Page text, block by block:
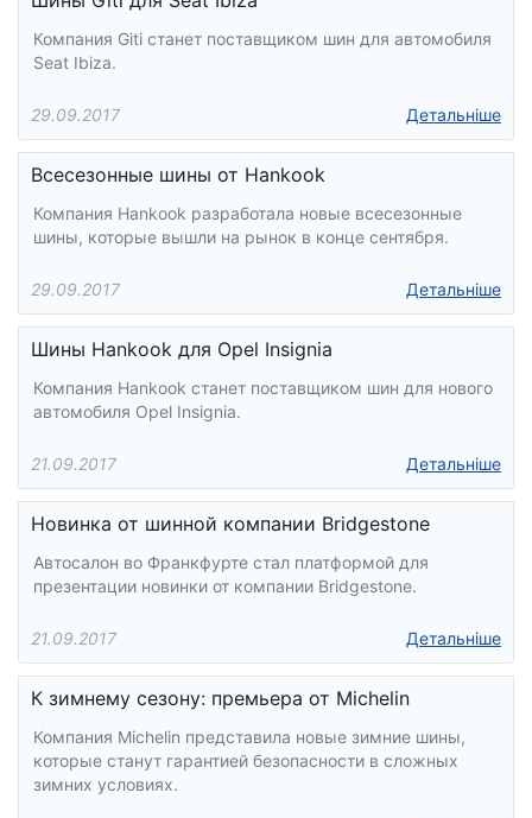
Компания Giti станет поставщиком шин для автомобиля
Seat Ibiza.
29.09.2017 Детальніше
Всесезонные шины от Hankook
Компания Hankook разработала новые всесезонные
шины, которые вышли на рынок в конце сентября.
29.09.2017 Детальніше
Шины Hankook для Opel Insignia
Компания Hankook станет поставщиком шин для нового
автомобиля Opel Insignia.
21.09.2017 Детальніше
Новинка от шинной компании Bridgestone
Автосалон во Франкфурте стал платформой для
презентации новинки от компании Bridgestone.
21.09.2017 Детальніше
К зимнему сезону: премьера от Michelin
Компания Michelin представила новые зимние шины,
которые станут гарантией безопасности в сложных
зимних условиях.